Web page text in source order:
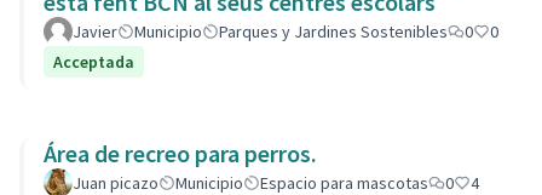
Javier Municipio Parques y Jardines Sostenibles 0
0
Acceptada
Área de recreo para perros.
Juan picazo Municipio Espacio para mascotas 0
4